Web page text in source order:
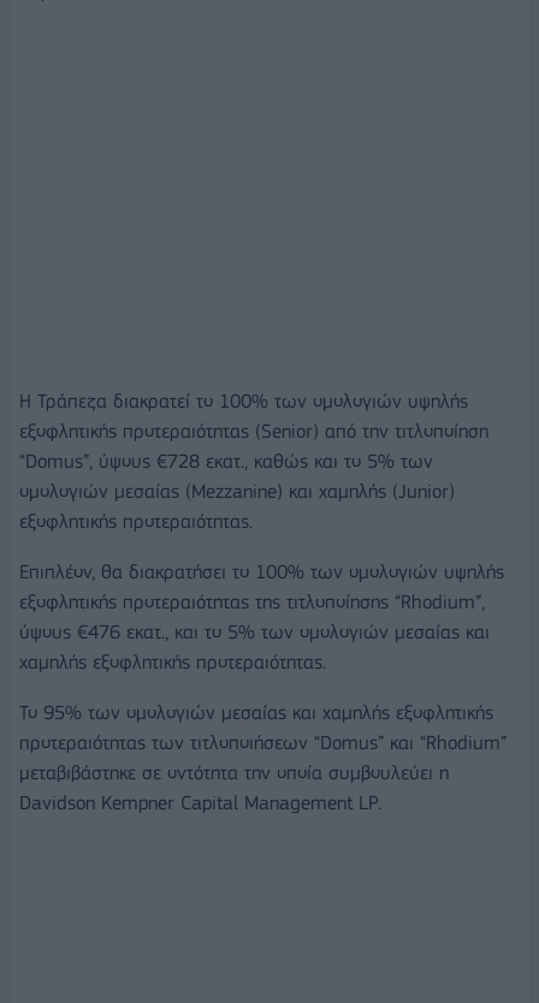
Η Τράπεζα διακρατεί το 100% των ομολογιών υψηλής
εξοφλητικής προτεραιότητας (Senior) από την τιτλοποίηση
“Domus”, ύψους €728 εκατ., καθώς και το 5% των
ομολογιών μεσαίας (Mezzanine) και χαμηλής (Junior)
εξοφλητικής προτεραιότητας.
Επιπλέον, θα διακρατήσει το 100% των ομολογιών υψηλής
εξοφλητικής προτεραιότητας της τιτλοποίησης “Rhodium”,
ύψους €476 εκατ., και το 5% των ομολογιών μεσαίας και
χαμηλής εξοφλητικής προτεραιότητας.
Το 95% των ομολογιών μεσαίας και χαμηλής εξοφλητικής
προτεραιότητας των τιτλοποιήσεων “Domus” και “Rhodium”
μεταβιβάστηκε σε οντότητα την οποία συμβουλεύει η
Davidson Kempner Capital Management LP.